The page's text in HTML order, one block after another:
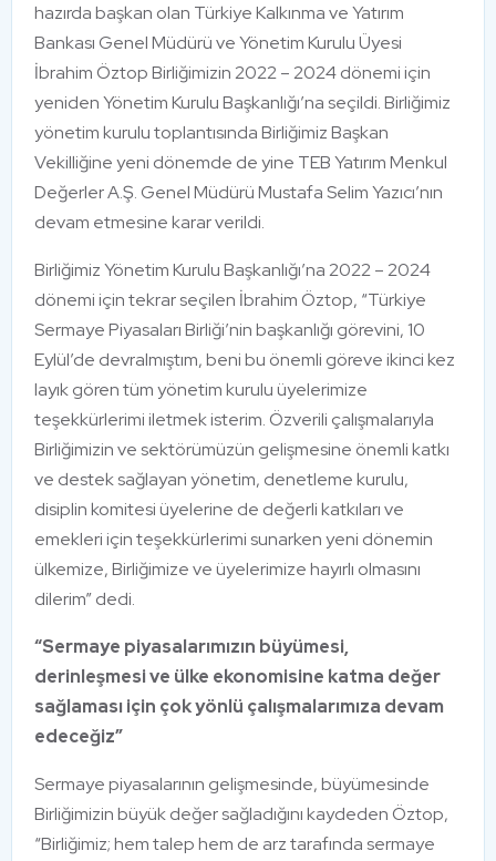
hazırda başkan olan Türkiye Kalkınma ve Yatırım
Bankası Genel Müdürü ve Yönetim Kurulu Üyesi
İbrahim Öztop Birliğimizin 2022 – 2024 dönemi için
yeniden Yönetim Kurulu Başkanlığı’na seçildi. Birliğimiz
yönetim kurulu toplantısında Birliğimiz Başkan
Vekilliğine yeni dönemde de yine TEB Yatırım Menkul
Değerler A.Ş. Genel Müdürü Mustafa Selim Yazıcı’nın
devam etmesine karar verildi.
Birliğimiz Yönetim Kurulu Başkanlığı’na 2022 – 2024
dönemi için tekrar seçilen İbrahim Öztop, “Türkiye
Sermaye Piyasaları Birliği’nin başkanlığı görevini, 10
Eylül’de devralmıştım, beni bu önemli göreve ikinci kez
layık gören tüm yönetim kurulu üyelerimize
teşekkürlerimi iletmek isterim. Özverili çalışmalarıyla
Birliğimizin ve sektörümüzün gelişmesine önemli katkı
ve destek sağlayan yönetim, denetleme kurulu,
disiplin komitesi üyelerine de değerli katkıları ve
emekleri için teşekkürlerimi sunarken yeni dönemin
ülkemize, Birliğimize ve üyelerimize hayırlı olmasını
dilerim” dedi.
“Sermaye piyasalarımızın büyümesi,
derinleşmesi ve ülke ekonomisine katma değer
sağlaması için çok yönlü çalışmalarımıza devam
edeceğiz”
Sermaye piyasalarının gelişmesinde, büyümesinde
Birliğimizin büyük değer sağladığını kaydeden Öztop,
“Birliğimiz; hem talep hem de arz tarafında sermaye